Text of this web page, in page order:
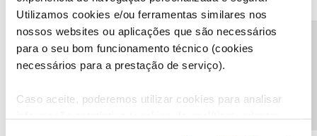
Utilizamos cookies e/ou ferramentas similares nos
nossos websites ou aplicações que são necessários
para o seu bom funcionamento técnico (cookies
necessários para a prestação de serviço).
Caso aceite, poderemos utilizar cookies para analisar
Forum|Forum|6 years ago
Pode ver essa informação emnos.pt/Safenet